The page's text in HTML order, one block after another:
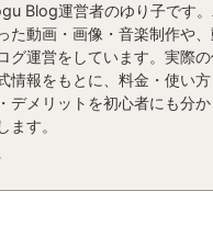
Blog運営者のゆり子です
た動画・画像・音楽制作や、
グ運営をしています。実際
情報をもとに、料金・使い
デメリットを初心者にも分
ます。